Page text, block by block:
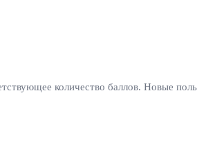
количество баллов. Новые